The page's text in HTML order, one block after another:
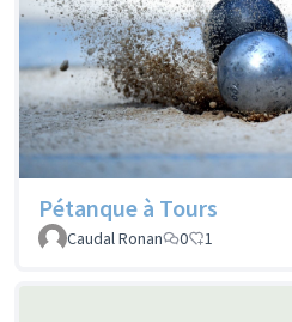
Pétanque à Tours
Caudal Ronan
0 1